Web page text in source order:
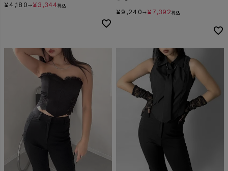
¥4,180 → ¥ 3,344税込
¥ 9,240 → ¥ 7,392 税込